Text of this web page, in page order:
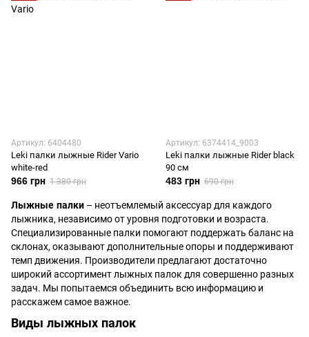
Артикул: 6404480
Leki палки лыжные Rider Vario
white-red
966 грн 1 380 грн
Артикул: 6374414_9003
Leki палки лыжные Rider black
90 см
483 грн 690 грн
Лыжные палки – неотъемлемый аксессуар для каждого
лыжника, независимо от уровня подготовки и возраста.
Специализированные палки помогают поддержать баланс на
склонах, оказывают дополнительные опоры и поддерживают
темп движения. Производители предлагают достаточно
широкий ассортимент лыжных палок для совершенно разных
задач. Мы попытаемся объединить всю информацию и
расскажем самое важное.
Виды лыжных палок